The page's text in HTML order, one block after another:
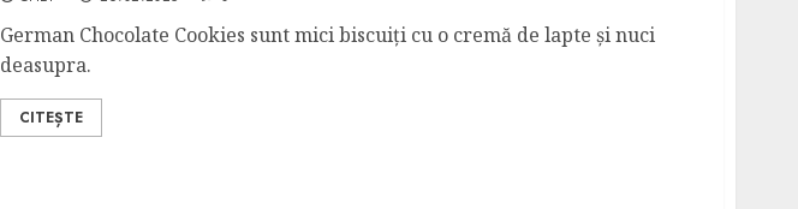
German Chocolate Cookies sunt mici biscuiți cu o cremă de lapte și nuci
deasupra.
CITEȘTE